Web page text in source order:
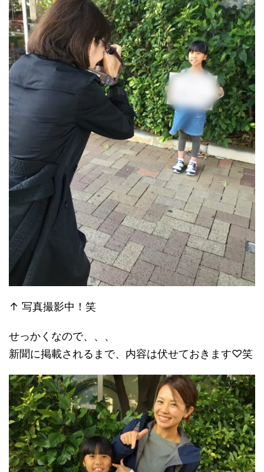
↑ 写真撮影中！笑
せっかくなので、、、
新聞に掲載されるまで、内容は伏せておきます♡笑